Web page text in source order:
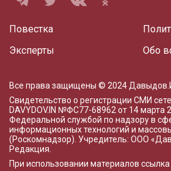
Повестка
Эксперты
Обо
Все права защищены © 2024
Свидетельство о регистрации СМИ
DAVYDOV.IN №ФС77-68962 от 14 марта
Федеральной службой по надзору в
информационных технологий и
(Роскомнадзор). Учредитель: ООО
Редакция
При использовании материалов ссылка